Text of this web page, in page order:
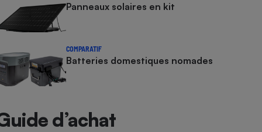
Panneaux solaires en kit
COMPARATIF
Batteries domestiques nomades
d’achat